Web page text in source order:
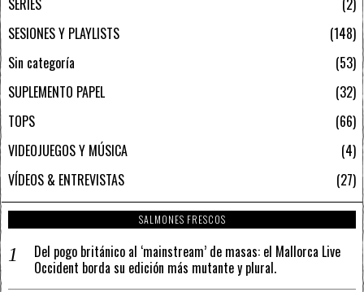
SERIES
2
SESIONES Y PLAYLISTS
148
Sin categoría
53
SUPLEMENTO PAPEL
32
TOPS
66
VIDEOJUEGOS Y MÚSICA
4
VÍDEOS & ENTREVISTAS
27
SALMONES FRESCOS
Del pogo británico al ‘mainstream’ de masas: el Mallorca Live
Occident borda su edición más mutante y plural.